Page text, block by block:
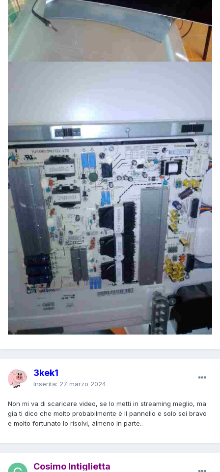
3kek1
Inserita: 27 marzo 2024
Non mi va di scaricare video, se lo metti in streaming meglio, ma
gia ti dico che molto probabilmente è il pannello e solo sei bravo
e molto fortunato lo risolvi, almeno in parte..
Cosimo Intiglietta